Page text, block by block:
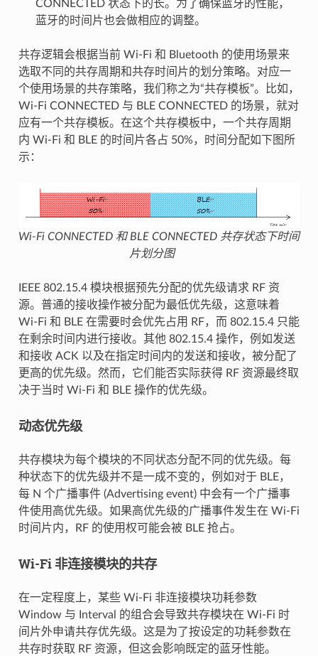
CONNECTED 状态下的长。为了确保蓝牙的性能，
蓝牙的时间片也会做相应的调整。
共存逻辑会根据当前 Wi-Fi 和 Bluetooth 的使用场景来
选取不同的共存周期和共存时间片的划分策略。对应一
个使用场景的共存策略，我们称之为“共存模板”。比如，
Wi-Fi CONNECTED 与 BLE CONNECTED 的场景，就对
应有一个共存模板。在这个共存模板中，一个共存周期
内 Wi-Fi 和 BLE 的时间片各占 50%，时间分配如下图所
示：
Wi-Fi CONNECTED 和 BLE CONNECTED 共存状态下时间
片划分图
IEEE 802.15.4 模块根据预先分配的优先级请求 RF 资
源。普通的接收操作被分配为最低优先级，这意味着
Wi-Fi 和 BLE 在需要时会优先占用 RF，而 802.15.4 只能
在剩余时间内进行接收。其他 802.15.4 操作，例如发送
和接收 ACK 以及在指定时间内的发送和接收，被分配了
更高的优先级。然而，它们能否实际获得 RF 资源最终取
决于当时 Wi-Fi 和 BLE 操作的优先级。
动态优先级
共存模块为每个模块的不同状态分配不同的优先级。每
种状态下的优先级并不是一成不变的，例如对于 BLE，
每 N 个广播事件 (Advertising event) 中会有一个广播事
件使用高优先级。如果高优先级的广播事件发生在 Wi-Fi
时间片内，RF 的使用权可能会被 BLE 抢占。
Wi-Fi 非连接模块的共存
在一定程度上，某些 Wi-Fi 非连接模块功耗参数
Window 与 Interval 的组合会导致共存模块在 Wi-Fi 时
间片外申请共存优先级。这是为了按设定的功耗参数在
共存时获取 RF 资源，但这会影响既定的蓝牙性能。